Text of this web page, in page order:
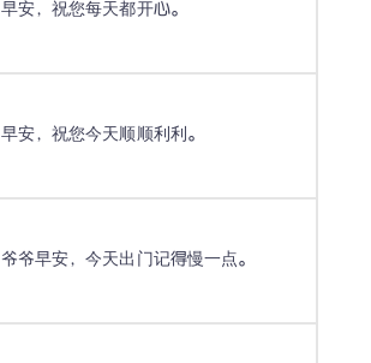
早安，祝您每天都开心。
早安，祝您今天顺顺利利。
爷爷早安，今天出门记得慢一点。